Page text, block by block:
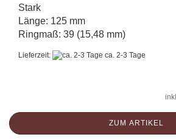
Stark
Länge: 125 mm
Ringmaß: 39 (15,48 mm)
Lieferzeit: ca. 2-3 Tage
ZUM ARTIKEL